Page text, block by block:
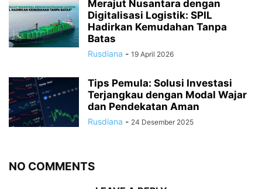
Merajut Nusantara dengan
Digitalisasi Logistik: SPIL
Hadirkan Kemudahan Tanpa
Batas
Rusdiana - 19 April 2026
Tips Pemula: Solusi Investasi
Terjangkau dengan Modal Wajar
dan Pendekatan Aman
Rusdiana - 24 Desember 2025
NO COMMENTS